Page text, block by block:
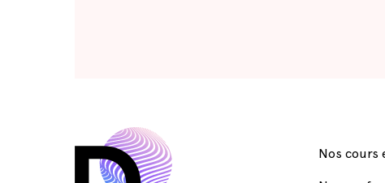
Nos cours